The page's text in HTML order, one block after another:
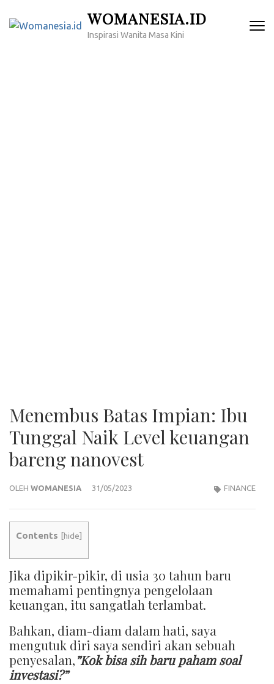
WOMANESIA.ID
Inspirasi Wanita Masa Kini
Menembus Batas Impian: Ibu
Tunggal Naik Level keuangan
bareng nanovest
OLEH WOMANESIA 31/05/2023 FINANCE
Contents [hide]
Jika dipikir-pikir, di usia 30 tahun baru
memahami pentingnya pengelolaan
keuangan, itu sangatlah terlambat.
Bahkan, diam-diam dalam hati, saya
mengutuk diri saya sendiri akan sebuah
penyesalan,”Kok bisa sih baru paham soal
investasi?”